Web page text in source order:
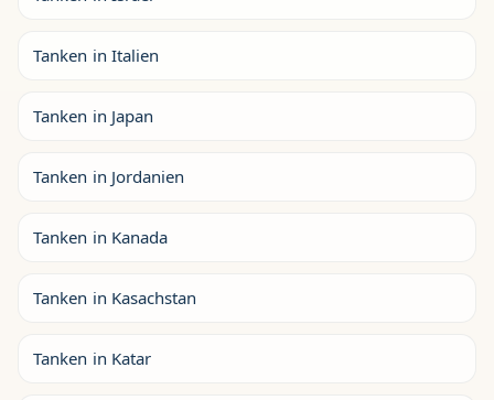
Tanken in Italien
Tanken in Japan
Tanken in Jordanien
Tanken in Kanada
Tanken in Kasachstan
Tanken in Katar